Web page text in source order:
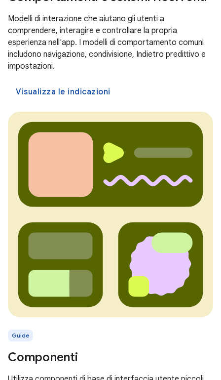
Modelli di interazione che aiutano gli utenti a
comprendere, interagire e controllare la propria
esperienza nell'app. I modelli di comportamento comuni
includono navigazione, condivisione, Indietro predittivo e
impostazioni.
Visualizza le indicazioni
Guide
Componenti